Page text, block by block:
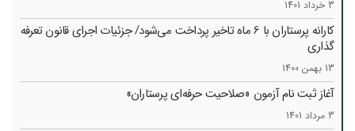
3 خرداد 1401
کارانه‌ پرستاران با 6 ماه تاخیر پرداخت می‌شود/ جزئیات اجرای قانون تعرفه
گذاری
13 بهمن 1400
آغاز ثبت نام آزمون «صلاحیت حرفه‌ای پرستاران»
3 مرداد 1401